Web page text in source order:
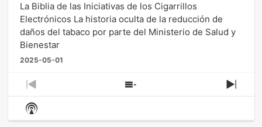
La Biblia de las Iniciativas de los Cigarrillos
Electrónicos La historia oculta de la reducción de
daños del tabaco por parte del Ministerio de Salud y
Bienestar
2025-05-01
Previous
Episode
Show
Episodes
Next
Show
Podcast